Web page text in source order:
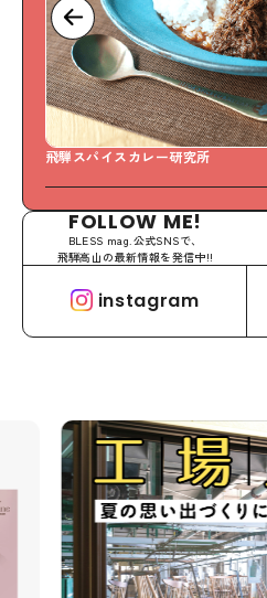
飛騨スパイスカレー研究所
FOLLOW ME!
BLESS mag.公式SNSで、
飛騨高山の最新情報を発信中!!
instagram